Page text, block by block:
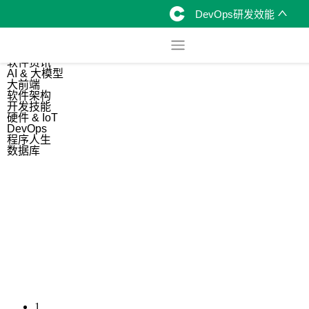
DevOps研发效能
软件资讯
AI & 大模型
大前端
软件架构
开发技能
硬件 & IoT
DevOps
程序人生
数据库
1